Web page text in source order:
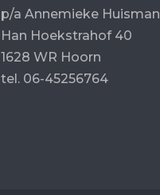
p/a Annemieke Huisman
Han Hoekstrahof 40
1628 WR Hoorn
tel. 06-45256764